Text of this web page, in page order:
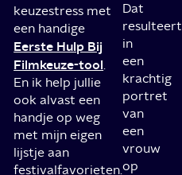
keuzestress met
een handige
Eerste Hulp Bij
Filmkeuze-tool.
En ik help jullie
ook alvast een
handje op weg
met mijn eigen
lijstje aan
festivalfavorieten.
Dat
resulteert
in
een
krachtig
portret
van
een
vrouw
op